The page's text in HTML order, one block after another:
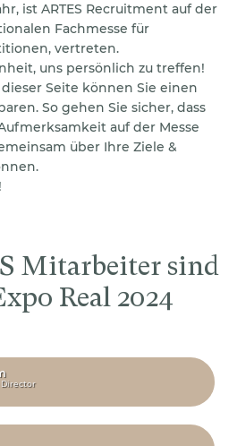
ist ARTES Recruitment auf der
Fachmesse für
vertreten.
uns persönlich zu treffen!
Seite können Sie einen
So gehen Sie sicher, dass
auf der Messe
über Ihre Ziele &
Mitarbeiter sind
Real 2024
Director